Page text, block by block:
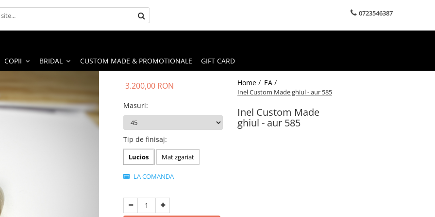
0723546387
COPII BRIDAL CUSTOM MADE & PROMOTIONALE GIFT CARD
Home / EA /
Inel Custom Made ghiul - aur 585
Inel Custom Made
ghiul - aur 585
3.200,00 RON
Masuri:
Tip de finisaj:
Lucios Mat zgariat
LA COMANDA